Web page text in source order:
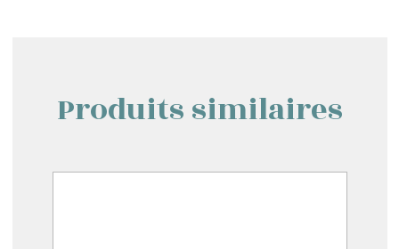
Produits similaires